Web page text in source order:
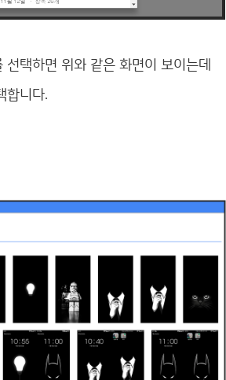
선택하면 위와 같은 화면이 보이는데
합니다.